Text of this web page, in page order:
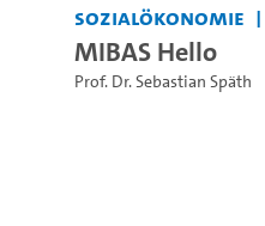
Sozialökonomie
MIBAS Hello
Prof. Dr. Sebastian Späth